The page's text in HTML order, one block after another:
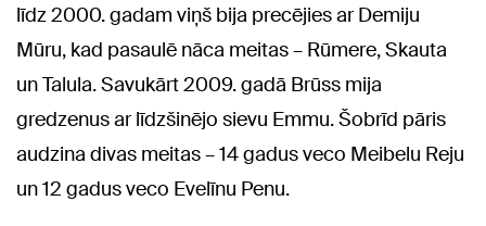
līdz 2000. gadam viņš bija precējies ar Demiju
Mūru, kad pasaulē nāca meitas – Rūmere, Skauta
un Talula. Savukārt 2009. gadā Brūss mija
gredzenus ar līdzšinējo sievu Emmu. Šobrīd pāris
audzina divas meitas – 14 gadus veco Meibelu Reju
un 12 gadus veco Evelīnu Penu.